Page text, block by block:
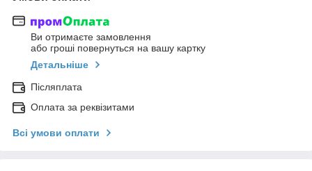
Ви отримаєте замовлення
або гроші повернуться на вашу картку
Детальніше
Післяплата
Оплата за реквізитами
Всі умови оплати